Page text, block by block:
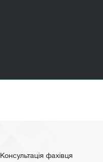
Консультація фахівця